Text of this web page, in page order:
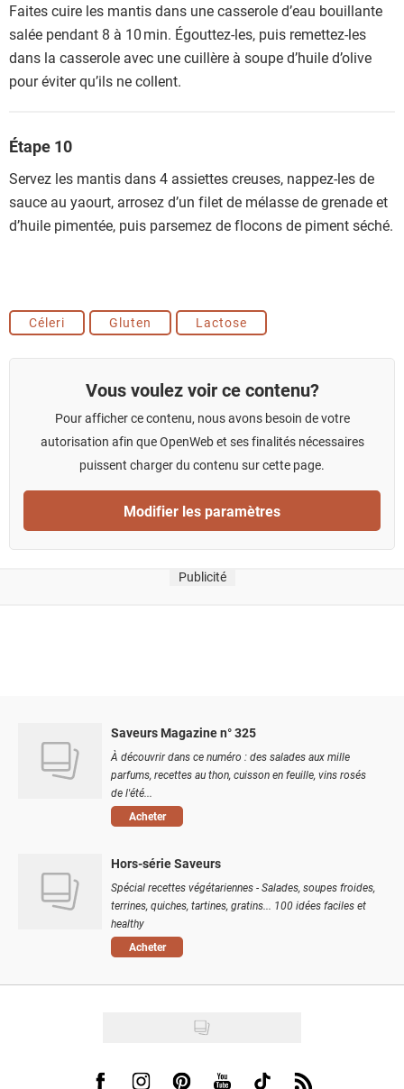
Faites cuire les mantis dans une casserole d’eau bouillante
salée pendant 8 à 10 min. Égouttez-les, puis remettez-les
dans la casserole avec une cuillère à soupe d’huile d’olive
pour éviter qu’ils ne collent.
Étape 10
Servez les mantis dans 4 assiettes creuses, nappez-les de
sauce au yaourt, arrosez d’un filet de mélasse de grenade et
d’huile pimentée, puis parsemez de flocons de piment séché.
Céleri Gluten Lactose
Vous voulez voir ce contenu?
Pour afficher ce contenu, nous avons besoin de votre
autorisation afin que OpenWeb et ses finalités nécessaires
puissent charger du contenu sur cette page.
Modifier les paramètres
Publicité
Saveurs Magazine n° 325
À découvrir dans ce numéro : des salades aux mille
parfums, recettes au thon, cuisson en feuille, vins rosés
de l'été...
Acheter
Hors-série Saveurs
Spécial recettes végétariennes - Salades, soupes froides,
terrines, quiches, tartines, gratins... 100 idées faciles et
healthy
Acheter
Visit us on Facebook
Visit us on Instagram
Visit us on Pinterest
Visit us on Youtube
Visit us on Tiktok
Visit us on Rss